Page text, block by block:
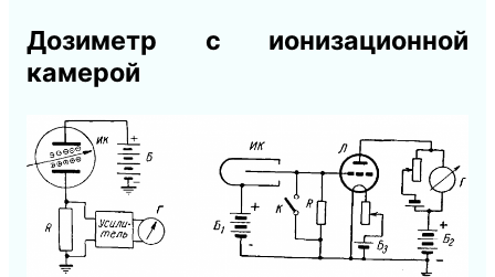
Дозиметр с ионизационной
камерой